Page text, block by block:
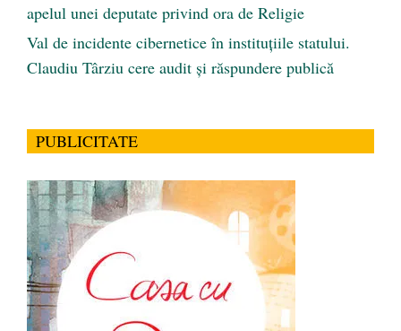
apelul unei deputate privind ora de Religie
Val de incidente cibernetice în instituțiile statului.
Claudiu Târziu cere audit și răspundere publică
PUBLICITATE